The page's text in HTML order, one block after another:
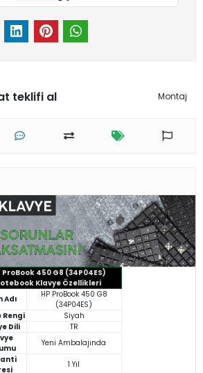
teklifi al Montaj
ProBook 450 G8 (34P04ES)
Klavye Özellikleri
Adı
HP ProBook 450 G8
(34P04ES)
Rengi
Siyah
Dili
TR
Yeni Ambalajında
1 Yıl